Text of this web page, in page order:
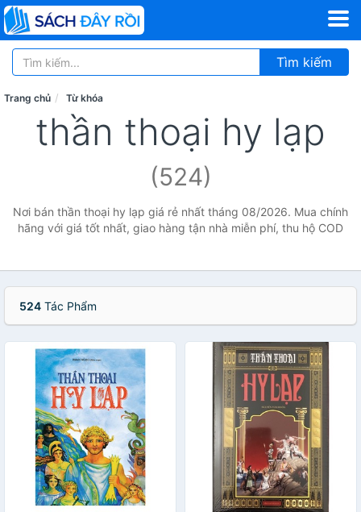
Tìm kiếm
Trang chủ Từ khóa
thần thoại hy lạp
(524)
Nơi bán thần thoại hy lạp giá rẻ nhất tháng 08/2026. Mua chính
hãng với giá tốt nhất, giao hàng tận nhà miễn phí, thu hộ COD
524 Tác Phẩm